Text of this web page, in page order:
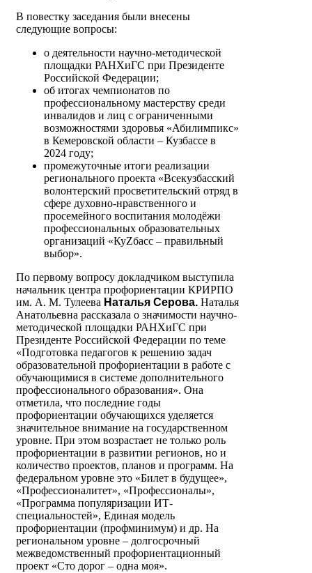
В повестку заседания были внесены
следующие вопросы:
о деятельности научно-методической
площадки РАНХиГС при Президенте
Российской Федерации;
об итогах чемпионатов по
профессиональному мастерству среди
инвалидов и лиц с ограниченными
возможностями здоровья «Абилимпикс»
в Кемеровской области – Кузбассе в
2024 году;
промежуточные итоги реализации
регионального проекта «Всекузбасский
волонтерский просветительский отряд в
сфере духовно-нравственного и
просемейного воспитания молодёжи
профессиональных образовательных
организаций «КуZбасс – правильный
выбор».
По первому вопросу докладчиком выступила
начальник центра профориентации КРИРПО
им. А. М. Тулеева Наталья Серова. Наталья
Анатольевна рассказала о значимости научно-
методической площадки РАНХиГС при
Президенте Российской Федерации по теме
«Подготовка педагогов к решению задач
образовательной профориентации в работе с
обучающимися в системе дополнительного
профессионального образования». Она
отметила, что последние годы
профориентации обучающихся уделяется
значительное внимание на государственном
уровне. При этом возрастает не только роль
профориентации в развитии регионов, но и
количество проектов, планов и программ. На
федеральном уровне это «Билет в будущее»,
«Профессионалитет», «Профессионалы»,
«Программа популяризации ИТ-
специальностей», Единая модель
профориентации (профминимум) и др. На
региональном уровне – долгосрочный
межведомственный профориентационный
проект «Сто дорог – одна моя».